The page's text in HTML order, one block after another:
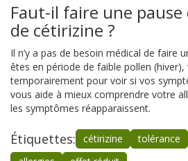
Faut-il faire une pause
de cétirizine ?
Il n’y a pas de besoin médical de faire
êtes en période de faible pollen
temporairement pour voir si vos
vous aide à mieux comprendre votre
les symptômes réapparaissent.
Étiquettes: cétirizine tolérance